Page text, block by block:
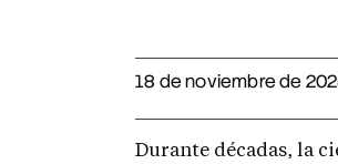
18 de noviembre de
Durante décadas, la